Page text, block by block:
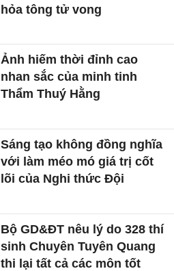
hỏa tông tử vong
Ảnh hiếm thời đỉnh cao
nhan sắc của minh tinh
Thẩm Thuý Hằng
Sáng tạo không đồng nghĩa
với làm méo mó giá trị cốt
lõi của Nghi thức Đội
Bộ GD&ĐT nêu lý do 328 thí
sinh Chuyên Tuyên Quang
thi lại tất cả các môn tốt